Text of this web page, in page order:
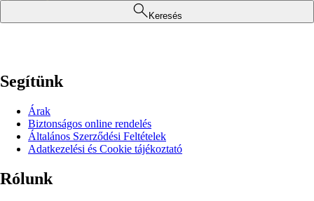
Keresés
Segítünk
Árak
Biztonságos online rendelés
Általános Szerződési Feltételek
Adatkezelési és Cookie tájékoztató
Rólunk